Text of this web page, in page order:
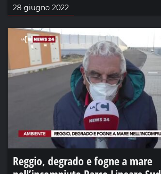
28 giugno 2022
Reggio, degrado e fogne a mare